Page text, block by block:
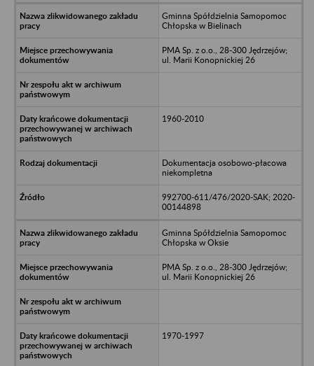
Gminna Spółdzielnia Samopomoc
Chłopska w Bielinach
PMA Sp. z o.o., 28-300 Jędrzejów;
ul. Marii Konopnickiej 26
1960-2010
Dokumentacja osobowo-płacowa
niekompletna
992700-611/476/2020-SAK; 2020-
00144898
Gminna Spółdzielnia Samopomoc
Chłopska w Oksie
PMA Sp. z o.o., 28-300 Jędrzejów;
ul. Marii Konopnickiej 26
1970-1997